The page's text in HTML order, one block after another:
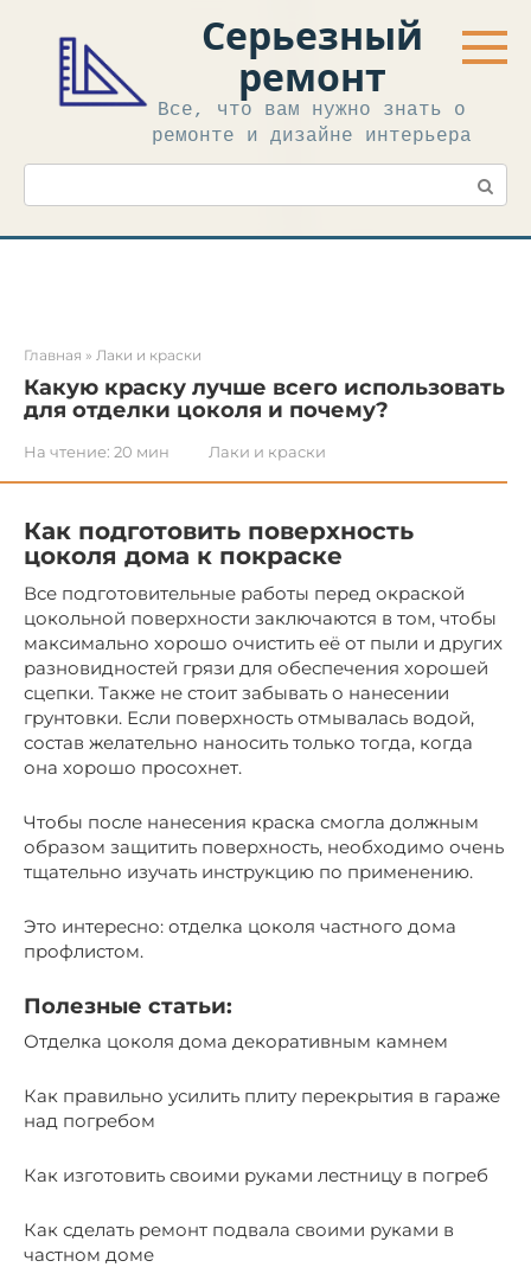
контенту
Серьезный
ремонт
Все, что вам нужно знать о
ремонте и дизайне интерьера
Поиск:
Главная » Лаки и краски
Какую краску лучше всего использовать
для отделки цоколя и почему?
На чтение: 20 мин Лаки и краски
Как подготовить поверхность
цоколя дома к покраске
Все подготовительные работы перед окраской
цокольной поверхности заключаются в том, чтобы
максимально хорошо очистить её от пыли и других
разновидностей грязи для обеспечения хорошей
сцепки. Также не стоит забывать о нанесении
грунтовки. Если поверхность отмывалась водой,
состав желательно наносить только тогда, когда
она хорошо просохнет.
Чтобы после нанесения краска смогла должным
образом защитить поверхность, необходимо очень
тщательно изучать инструкцию по применению.
Это интересно: отделка цоколя частного дома
профлистом.
Полезные статьи:
Отделка цоколя дома декоративным камнем
Как правильно усилить плиту перекрытия в гараже
над погребом
Как изготовить своими руками лестницу в погреб
Как сделать ремонт подвала своими руками в
частном доме